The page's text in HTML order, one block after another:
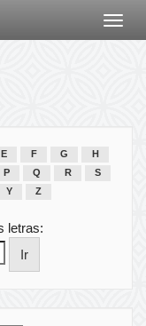
E F G
H
P Q R
S
Y Z
letras: